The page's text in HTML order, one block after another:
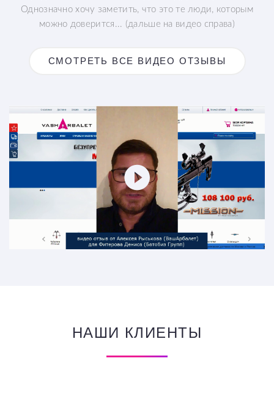
Однозначно хочу заметить, что это те люди, которым
можно доверится... (дальше на видео справа)
СМОТРЕТЬ ВСЕ ВИДЕО ОТЗЫВЫ
НАШИ КЛИЕНТЫ